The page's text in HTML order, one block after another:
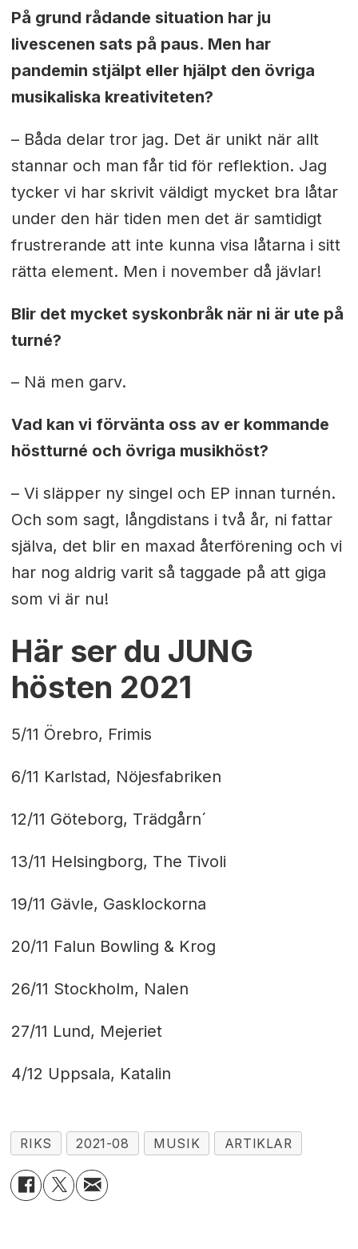
På grund rådande situation har ju
livescenen sats på paus. Men har
pandemin stjälpt eller hjälpt den övriga
musikaliska kreativiteten?
– Båda delar tror jag. Det är unikt när allt
stannar och man får tid för reflektion. Jag
tycker vi har skrivit väldigt mycket bra låtar
under den här tiden men det är samtidigt
frustrerande att inte kunna visa låtarna i sitt
rätta element. Men i november då jävlar!
Blir det mycket syskonbråk när ni är ute på
turné?
– Nä men garv.
Vad kan vi förvänta oss av er kommande
höstturné och övriga musikhöst?
– Vi släpper ny singel och EP innan turnén.
Och som sagt, långdistans i två år, ni fattar
själva, det blir en maxad återförening och vi
har nog aldrig varit så taggade på att giga
som vi är nu!
Här ser du JUNG
hösten 2021
5/11 Örebro, Frimis
6/11 Karlstad, Nöjesfabriken
12/11 Göteborg, Trädgårn´
13/11 Helsingborg, The Tivoli
19/11 Gävle, Gasklockorna
20/11 Falun Bowling & Krog
26/11 Stockholm, Nalen
27/11 Lund, Mejeriet
4/12 Uppsala, Katalin
RIKS 2021-08 MUSIK ARTIKLAR